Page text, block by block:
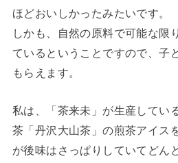
ほどおいしかったみたいです。
しかも、自然の原料で可能な限
ているということですので、子
もらえます。
私は、「茶来未」が生産してい
茶「丹沢大山茶」の煎茶アイス
が後味はさっぱりしていてどん